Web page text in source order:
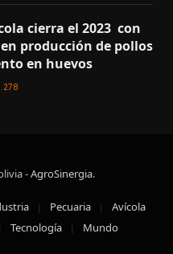
cierra el 2023 con
producción de pollos
en huevos
-AgroSinergia.
Pecuaria
Avícola
Tecnología Mundo